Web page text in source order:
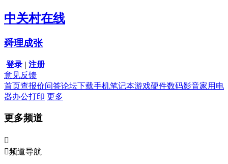
中关村在线
舜理成张
登录 | 注册
意见反馈
首页查报价问答论坛下载手机笔记本游戏硬件数码影音家用电
器办公打印 更多
更多频道

频道导航